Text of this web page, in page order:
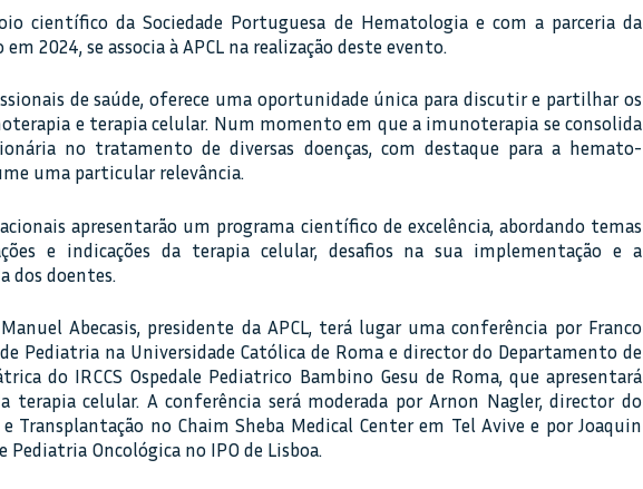
científico da Sociedade Portuguesa de Hematologia e com a parceria da
2024, se associa à APCL na realização deste evento.
de saúde, oferece uma oportunidade única para discutir e partilhar os
e terapia celular. Num momento em que a imunoterapia se consolida
no tratamento de diversas doenças, com destaque para a hemato-
uma particular relevância.
apresentarão um programa científico de excelência, abordando temas
e indicações da terapia celular, desafios na sua implementação e a
dos doentes.
Abecasis, presidente da APCL, terá lugar uma conferência por Franco
Pediatria na Universidade Católica de Roma e director do Departamento de
do IRCCS Ospedale Pediatrico Bambino Gesu de Roma, que apresentará
terapia celular. A conferência será moderada por Arnon Nagler, director do
Transplantação no Chaim Sheba Medical Center em Tel Avive e por Joaquin
Pediatria Oncológica no IPO de Lisboa.